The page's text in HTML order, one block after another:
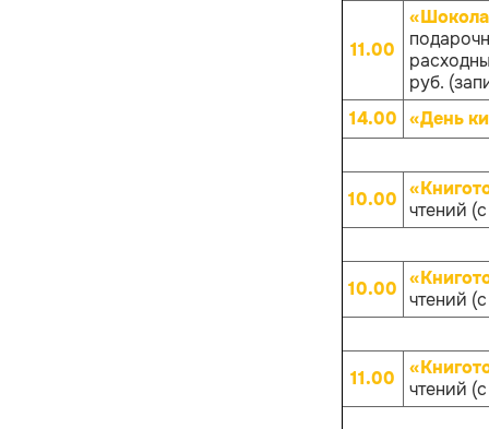
11.00
руб.
14.00 «День
10.00 чтений
10.00 чтений
11.00
чтений